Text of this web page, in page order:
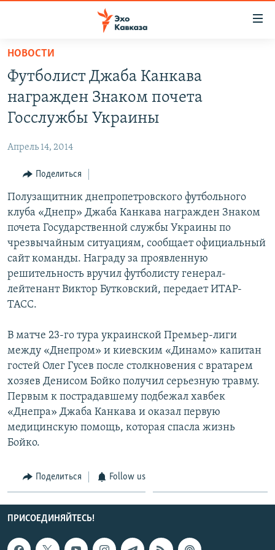
Вернуться
основному
содержанию
Вернутся
главной
навигации
Вернутся
поиску
НОВОСТИ
ТБИЛИСИ
СУХУМИ
ВЕСЬ КАВКАЗ
СЕВЕРНЫЙ КАВКАЗ
АРМЕНИЯ
АЗЕРБАЙДЖАН
ТЕМЫ
ПОЛИТИКА
ЭКОНОМИКА
ОБЩЕСТВО
КУЛЬТУРА
СПОРТ
МИР
РУБРИКИ
НЕКРУГЛЫЙ СТОЛ
ГОСТЬ НЕДЕЛИ
ПОЗИЦИЯ
БЛОГИ
ГОЛОСА
ЧИТАЕМ ПРЕССУ
МУЛЬТИМЕДИА
ВИДЕО
ФОТО
АУДИО
ПОДКАСТЫ
АРХИВ РАДИОПРОГРАММЫ
ПРИСОЕДИНЯЙТЕСЬ!
Все сайты РСЕ/РС
НОВОСТИ
Футболист Джаба Канкава
награжден Знаком почета
Госслужбы Украины
Апрель 14, 2014
Поделиться
Полузащитник днепропетровского футбольного
клуба «Днепр» Джаба Канкава награжден Знаком
почета Государственной службы Украины по
чрезвычайным ситуациям, сообщает официальный
сайт команды. Награду за проявленную
решительность вручил футболисту генерал-
лейтенант Виктор Бутковский, передает ИТАР-
ТАСС.
В матче 23-го тура украинской Премьер-лиги
между «Днепром» и киевским «Динамо» капитан
гостей Олег Гусев после столкновения с вратарем
хозяев Денисом Бойко получил серьезную травму.
Первым к пострадавшему подбежал хавбек
«Днепра» Джаба Канкава и оказал первую
медицинскую помощь, которая спасла жизнь
Бойко.
Поделиться Follow us
ПРИСОЕДИНЯЙТЕСЬ!